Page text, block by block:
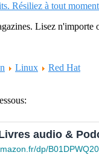
Résiliez à tout
Lisez
Linux
Red Hat
audio &
dp/